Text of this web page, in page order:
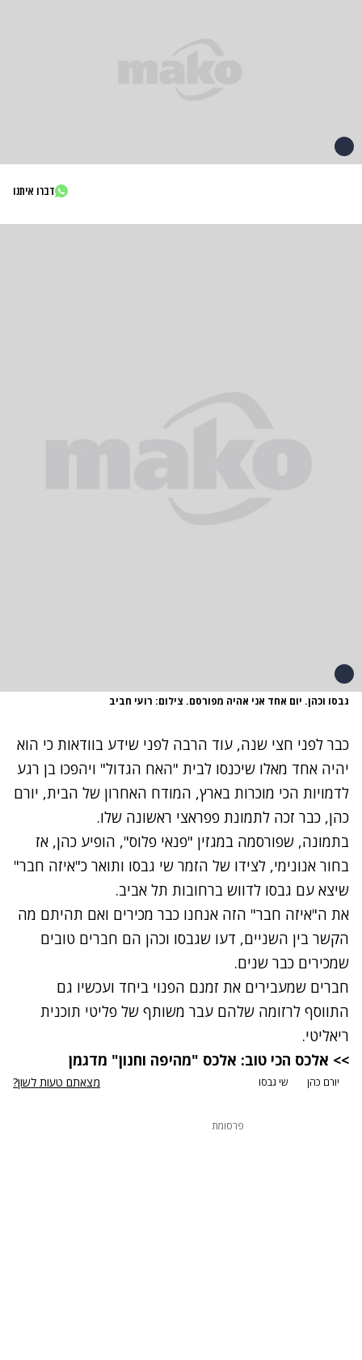
דברו איתנו
גבסו וכהן. יום אחד אני אהיה מפורסם. צילום: רועי חביב
כבר לפני חצי שנה, עוד הרבה לפני שידע בוודאות כי הוא
יהיה אחד מאלו שיכנסו לבית "האח הגדול" ויהפכו בן רגע
לדמויות הכי מוכרות בארץ, המודח האחרון של הבית, יורם
כהן, כבר זכה לתמונת פפראצי ראשונה שלו.
בתמונה, שפורסמה במגזין "פנאי פלוס", הופיע כהן, אז
בחור אנונימי, לצידו של הזמר שי גבסו ותואר כ"איזה חבר"
שיצא עם גבסו לדווש ברחובות תל אביב.
את ה"איזה חבר" הזה אנחנו כבר מכירים ואם תהיתם מה
הקשר בין השניים, דעו שגבסו וכהן הם חברים טובים
שמכירים כבר שנים.
חברים שמעבירים את זמנם הפנוי ביחד ועכשיו גם
התווסף לרזומה שלהם עבר משותף של פליטי תוכנית
ריאליטי.
>> אלכס הכי טוב: אלכס "מהיפה וחנון" מדגמן
יורם כהן שי גבסו מצאתם טעות לשון?
פרסומת